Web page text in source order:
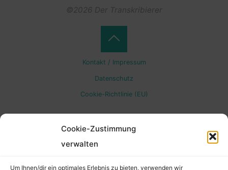
Cookie-Zustimmung
verwalten
Um Ihnen/dir ein optimales Erlebnis zu bieten, verwenden wir
©2026 Der Transkribierer
Kontakt / Impressum
Datenschutz
Cookie-Richtlinie (EU)
Back
to